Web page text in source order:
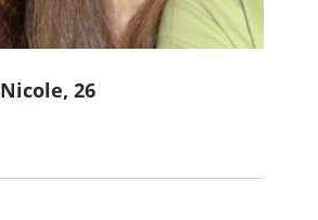
Nicole, 26